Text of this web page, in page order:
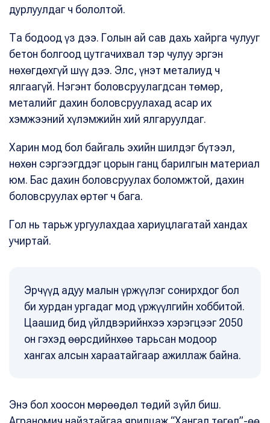
дурлуулдаг ч бололтой.
Та бодоод үз дээ. Голын ай сав дахь хайрга чулууг
бетон болгоод цутгачихвал тэр чулуу эргэн
нөхөгдөхгүй шүү дээ. Элс, үнэт металиуд ч
ялгаагүй. Нэгэнт боловсруулагдсан төмөр,
металийг дахин боловсруулахад асар их
хэмжээний хүлэмжийн хий ялгаруулдаг.
Харин мод бол байгаль эхийн шилдэг бүтээл,
нөхөн сэргээгддэг цорын ганц барилгын материал
юм. Бас дахин боловсруулах боломжтой, дахин
боловсруулах өртөг ч бага.
Гол нь тарьж ургуулахдаа хариуцлагатай хандах
учиртай.
Эрчүүд адуу малын үржүүлэг сонирхдог бол
би хурдан ургадаг мод үржүүлгийн хоббитой.
Цаашид бид үйлдвэрийнхээ хэрэгцээг 2050
он гэхэд өөрсдийнхөө тарьсан модоор
хангах алсын хараатайгаар ажиллаж байна.
Энэ бол хоосон мөрөөдөл төдий зүйл биш.